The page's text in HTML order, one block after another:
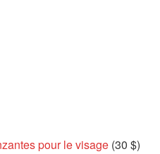
pour le visage (30 $)